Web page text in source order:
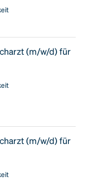
(m/w/d) für
(m/w/d) für